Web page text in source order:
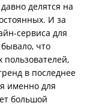
делятся на
И за
сервиса для
что
в последнее
именно для
большой